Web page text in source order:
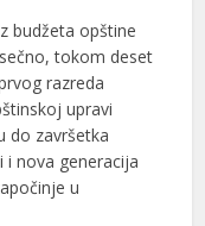
budžeta opštine
tokom deset
razreda
upravi
do završetka
nova generacija
u